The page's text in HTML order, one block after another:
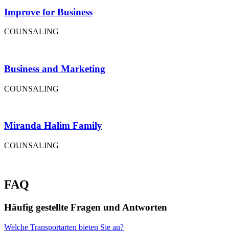
Improve for Business
COUNSALING
Business and Marketing
COUNSALING
Miranda Halim Family
COUNSALING
FAQ
Häufig gestellte Fragen und Antworten
Welche Transportarten bieten Sie an?